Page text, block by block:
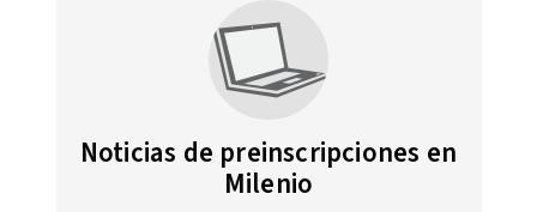
Noticias de preinscripciones en
Milenio